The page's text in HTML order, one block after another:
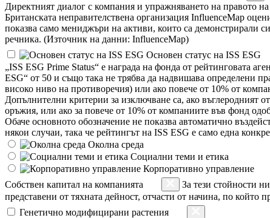
Директният диалог с компания и упражняването на правото
Британската неправителствена организация InfluenceMap
показва само мениджъри на активи, които са демонстрирали
речника. (Източник на данни: InfluenceMap)
Основен статус на ISS ESG
„ISS ESG Prime Status“ е награда на фонда от рейтинговата
ESG“ от 50 и също така не трябва да надвишава определени
високо ниво на противоречия) или ако повече от 10% от
Допълнителни критерии за изключване са, ако въглеродният
оръжия, или ако за повече от 10% от компаниите във фонд
Обаче основното обозначение не показва автоматично
някои случаи, така че рейтингът на ISS ESG е само една
Околна среда
Социални теми и етика
Корпоративно управление
Собствен капитал на компанията
За тези стойности
представени от тяхната дейност, отчасти от начина, по който
Генетично модифицирани растения